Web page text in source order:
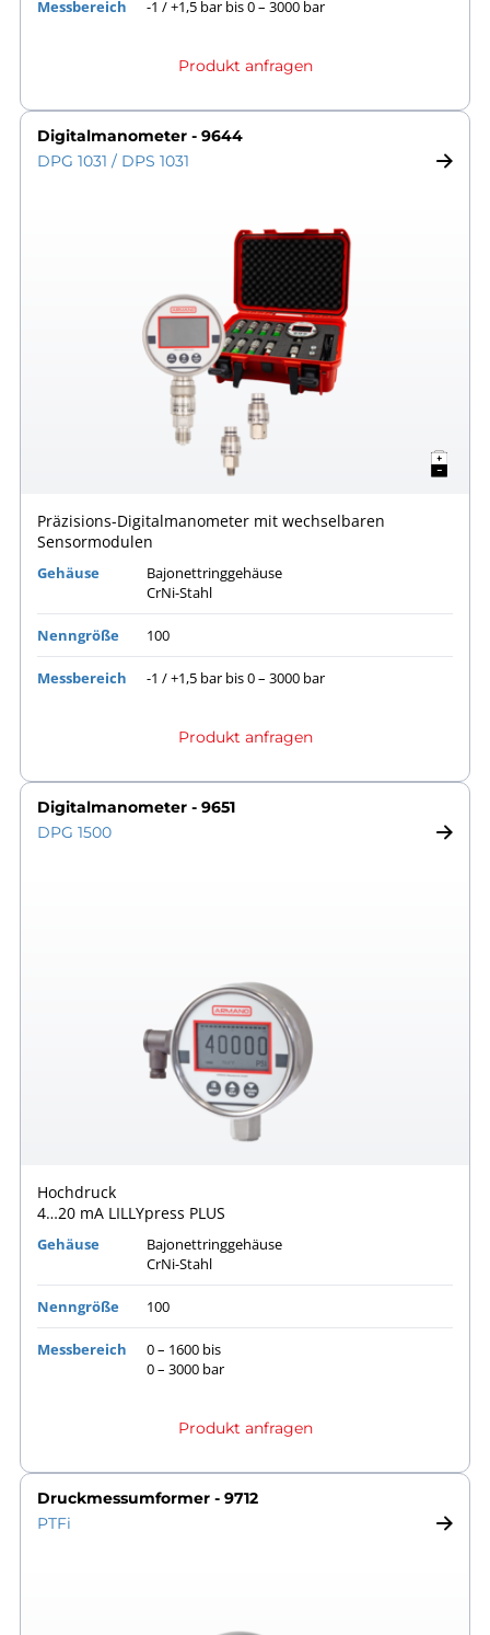
Messbereich -1 / +1,5 bar bis 0 – 3000 bar
Produkt anfragen
Digitalmanometer - 9644
DPG 1031 / DPS 1031
Präzisions-Digitalmanometer mit wechselbaren
Sensormodulen
Gehäuse
Bajonettringgehäuse
CrNi-Stahl
Nenngröße 100
Messbereich -1 / +1,5 bar bis 0 – 3000 bar
Produkt anfragen
Digitalmanometer - 9651
DPG 1500
Hochdruck
4…20 mA LILLYpress PLUS
Gehäuse
Bajonettringgehäuse
CrNi-Stahl
Nenngröße 100
Messbereich
0 – 1600 bis
0 – 3000 bar
Produkt anfragen
Druckmessumformer - 9712
PTFi